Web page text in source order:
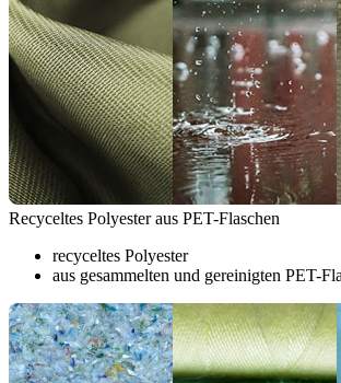
Recyceltes Polyester aus PET-Flaschen
recyceltes Polyester
aus gesammelten und gereinigten PET-